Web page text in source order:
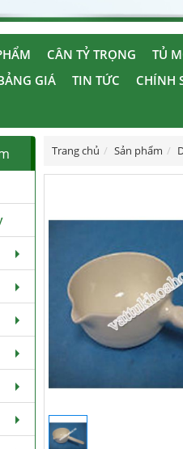
CÂN TỶ TRỌNG TỦ
GIÁ TIN TỨC CHÍNH
Trang chủ Sản phẩm